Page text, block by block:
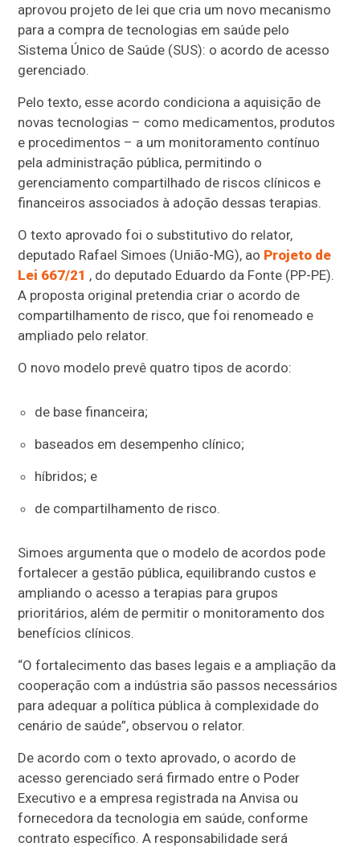
aprovou projeto de lei que cria um novo mecanismo
para a compra de tecnologias em saúde pelo
Sistema Único de Saúde (SUS): o acordo de acesso
gerenciado.
Pelo texto, esse acordo condiciona a aquisição de
novas tecnologias – como medicamentos, produtos
e procedimentos – a um monitoramento contínuo
pela administração pública, permitindo o
gerenciamento compartilhado de riscos clínicos e
financeiros associados à adoção dessas terapias.
O texto aprovado foi osubstitutivo do relator,
deputado Rafael Simoes (União-MG), ao Projeto de
Lei 667/21 , do deputado Eduardo da Fonte (PP-PE).
A proposta original pretendia criar o acordo de
compartilhamento de risco, que foi renomeado e
ampliado pelo relator.
O novo modelo prevê quatro tipos de acordo:
de base financeira;
baseados em desempenho clínico;
híbridos; e
de compartilhamento de risco.
Simoes argumenta que o modelo de acordos pode
fortalecer a gestão pública, equilibrando custos e
ampliando o acesso a terapias para grupos
prioritários, além de permitir o monitoramento dos
benefícios clínicos.
“O fortalecimento das bases legais e a ampliação da
cooperação com a indústria são passos necessários
para adequar a política pública à complexidade do
cenário de saúde”, observou o relator.
De acordo com o texto aprovado, o acordo de
acesso gerenciado será firmado entre o Poder
Executivo e a empresa registrada na Anvisa ou
fornecedora da tecnologia em saúde, conforme
contrato específico. A responsabilidade será